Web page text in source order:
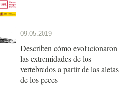
09.05.2019
Describen cómo evolucionaron
las extremidades de los
vertebrados a partir de las aletas
de los peces